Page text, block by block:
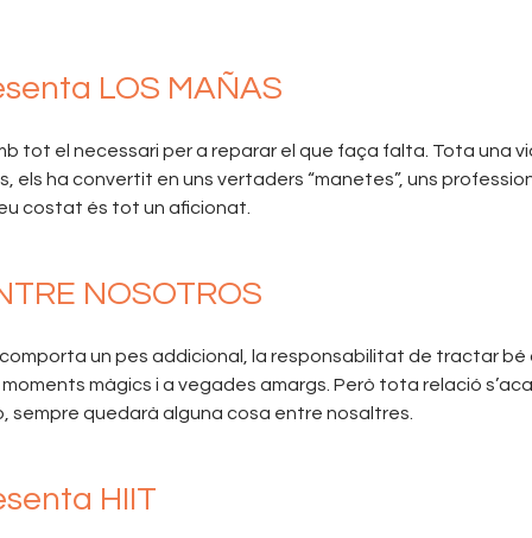
LOS MAÑAS
tot el necessari per a reparar el que faça falta. Tota una
els ha convertit en uns vertaders “manetes”, uns
costat és tot un aficionat.
NOSOTROS
un pes addicional, la responsabilitat de tractar
màgics i a vegades amargs. Però tota relació
sempre quedarà alguna cosa entre nosaltres.
HIIT